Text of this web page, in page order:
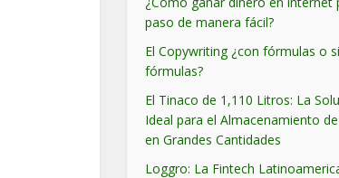
paso de manera fácil?
El Copywriting ¿con fórmulas o
fórmulas?
El Tinaco de 1,110 Litros: La
Ideal para el Almacenamiento
en Grandes Cantidades
Loggro: La Fintech